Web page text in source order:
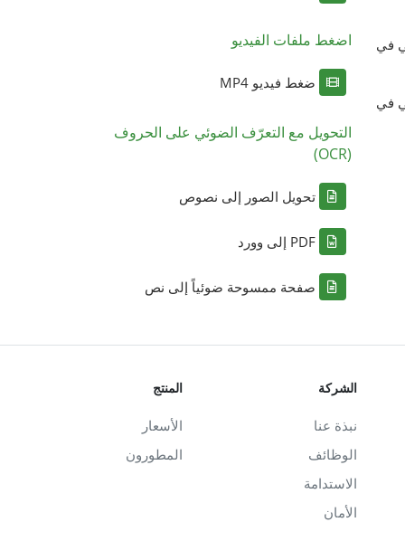
في
في
اضغط ملفات الفيديو
ضغط فيديو MP4
التحويل مع التعرّف الضوئي على الحروف
(OCR)
تحويل الصور إلى نصوص
PDF إلى وورد
صفحة ممسوحة ضوئياً إلى نص
الشركة
نبذة عنا
الوظائف
الاستدامة
الأمان
المنتج
الأسعار
المطورون